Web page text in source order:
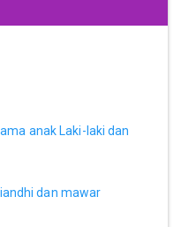
anak Laki-laki dan
dan mawar